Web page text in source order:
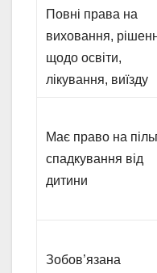
Повні права на
виховання,
щодо освіти,
лікування, виїзду
Має право на
спадкування від
дитини
Зобов’язана